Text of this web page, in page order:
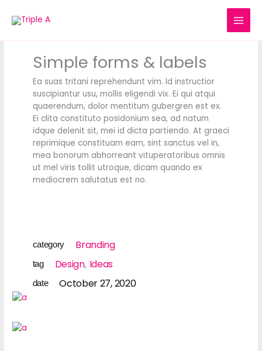
Simple forms & labels
Ea suas tritani reprehendunt vim. Id instructior
suscipiantur usu, mollis eligendi vix. Ei qui atqui
quaerendum, dolor mentitum gubergren est ex.
Ei clita constituto posidonium sea, ad natum
idque delenit sit, mei id dicta partiendo. At graeci
reprimique constituam eam, sint sanctus vel in,
mea bonorum abhorreant vituperatoribus omnis
ut mel viris tollit utroque, dicam quando ex
mediocrem salutatus est no.
category Branding
tag Design Ideas
date October 27, 2020